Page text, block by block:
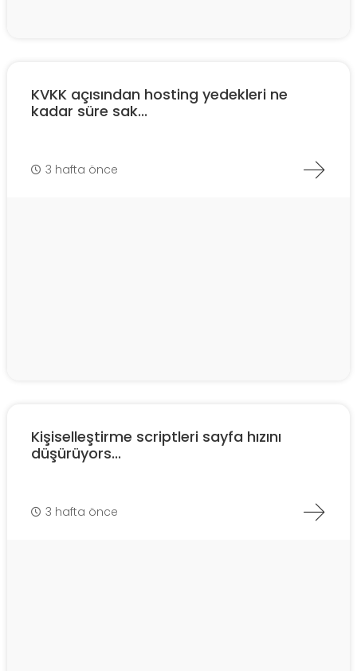
KVKK açısından hosting yedekleri ne
kadar süre sak...
3 hafta önce
Kişiselleştirme scriptleri sayfa hızını
düşürüyors...
3 hafta önce